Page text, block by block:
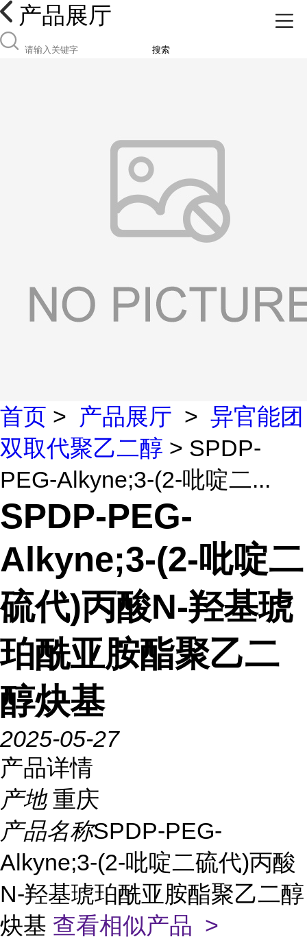
产品展厅
搜索
首页 > 产品展厅 > 异官能团
双取代聚乙二醇 > SPDP-
PEG-Alkyne;3-(2-吡啶二...
SPDP-PEG-
Alkyne;3-(2-吡啶二
硫代)丙酸N-羟基琥
珀酰亚胺酯聚乙二
醇炔基
2025-05-27
产品详情
产地 重庆
产品名称SPDP-PEG-
Alkyne;3-(2-吡啶二硫代)丙酸
N-羟基琥珀酰亚胺酯聚乙二醇
炔基 查看相似产品 >